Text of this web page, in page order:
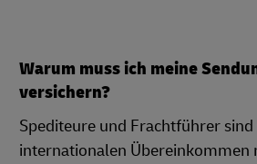
Warum muss ich meine
versichern?
Spediteure und Frachtführer sind
internationalen Übereinkommen